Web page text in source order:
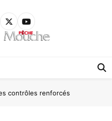
contrôles renforcés